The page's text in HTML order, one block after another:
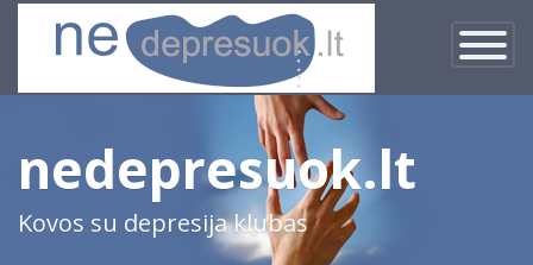
Įjungti
×
nedepresuok.lt
Kovos su depresija klubas